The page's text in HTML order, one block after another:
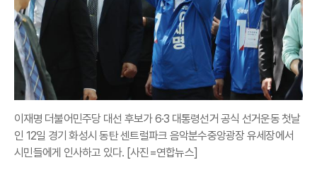
이재명 더불어민주당 대선 후보가 6·3 대통령선거 공식 선거운동 첫날
인 12일 경기 화성시 동탄 센트럴파크 음악분수중앙광장 유세장에서
시민들에게 인사하고 있다. [사진=연합뉴스]